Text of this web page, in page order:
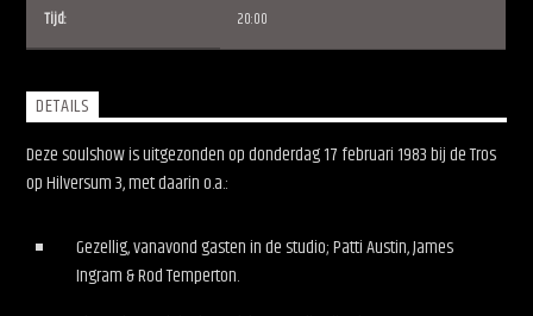
Tijd: 20:00
DETAILS
Deze soulshow is uitgezonden op donderdag 17 februari 1983 bij de Tros
op Hilversum 3, met daarin o.a.:
Gezellig, vanavond gasten in de studio; Patti Austin, James
Ingram & Rod Temperton.